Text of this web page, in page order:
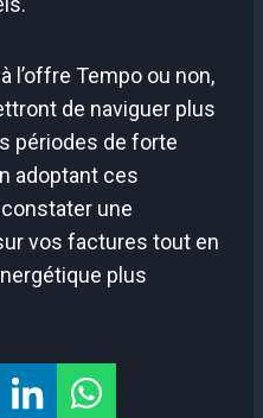
l’offre Tempo ou non,
de naviguer plus
périodes de forte
adoptant ces
une
vos factures tout en
plus